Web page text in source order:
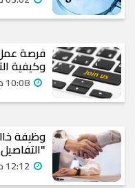
فرصة
وكيفية
وظيفة